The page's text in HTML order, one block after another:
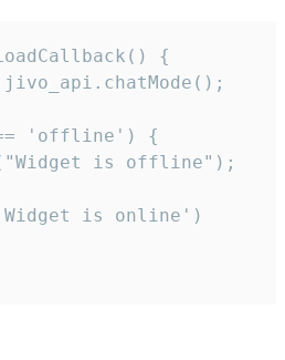
{
'offline') {
is offline");
is online')